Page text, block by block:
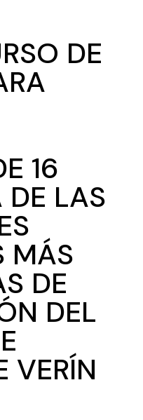
DE
16
LAS
MÁS
DE
DEL
VERÍN